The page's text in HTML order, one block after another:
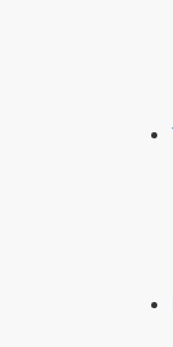
Năm
tính
Kỷ Sửu
Kỷ
Thích
Bát